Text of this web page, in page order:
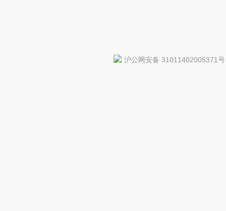
沪公网安备 31011402005371号